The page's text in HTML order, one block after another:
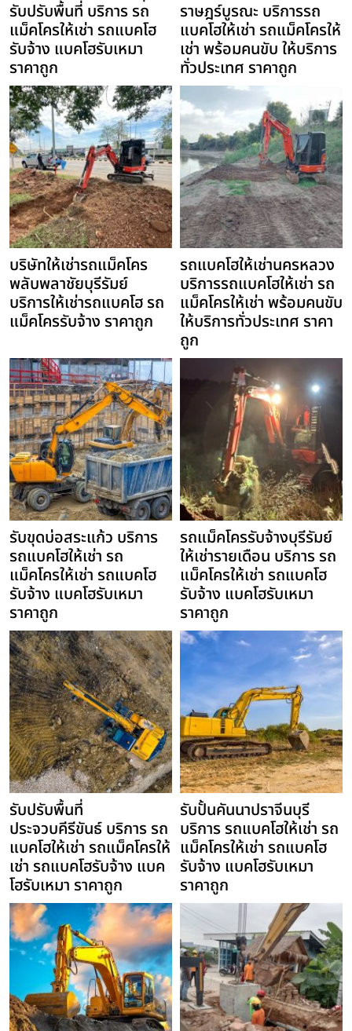
รับปรับพื้นที่ บริการ รถ
แม็คโครให้เช่า รถแบคโฮ
รับจ้าง แบคโฮรับเหมา
ราคาถูก
ราษฎร์บูรณะ บริการรถ
แบคโฮให้เช่า รถแม็คโครให้
เช่า พร้อมคนขับ ให้บริการ
ทั่วประเทศ ราคาถูก
บริษัทให้เช่ารถแม็คโคร
พลับพลาชัยบุรีรัมย์
บริการให้เช่ารถแบคโฮ รถ
แม็คโครรับจ้าง ราคาถูก
รถแบคโฮให้เช่านครหลวง
บริการรถแบคโฮให้เช่า รถ
แม็คโครให้เช่า พร้อมคนขับ
ให้บริการทั่วประเทศ ราคา
ถูก
รับขุดบ่อสระแก้ว บริการ
รถแบคโฮให้เช่า รถ
แม็คโครให้เช่า รถแบคโฮ
รับจ้าง แบคโฮรับเหมา
ราคาถูก
รถแม็คโครรับจ้างบุรีรัมย์
ให้เช่ารายเดือน บริการ รถ
แม็คโครให้เช่า รถแบคโฮ
รับจ้าง แบคโฮรับเหมา
ราคาถูก
รับปรับพื้นที่
ประจวบคีรีขันธ์ บริการ รถ
แบคโฮให้เช่า รถแม็คโครให้
เช่า รถแบคโฮรับจ้าง แบค
โฮรับเหมา ราคาถูก
รับปั้นคันนาปราจีนบุรี
บริการ รถแบคโฮให้เช่า รถ
แม็คโครให้เช่า รถแบคโฮ
รับจ้าง แบคโฮรับเหมา
ราคาถูก